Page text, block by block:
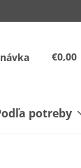
€0,00
potreby